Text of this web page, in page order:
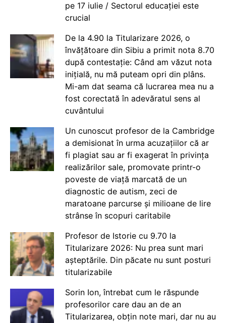
pe 17 iulie / Sectorul educației este
crucial
De la 4.90 la Titularizare 2026, o
învățătoare din Sibiu a primit nota 8.70
după contestație: Când am văzut nota
inițială, nu mă puteam opri din plâns.
Mi-am dat seama că lucrarea mea nu a
fost corectată în adevăratul sens al
cuvântului
Un cunoscut profesor de la Cambridge
a demisionat în urma acuzațiilor că ar
fi plagiat sau ar fi exagerat în privința
realizărilor sale, promovate printr-o
poveste de viață marcată de un
diagnostic de autism, zeci de
maratoane parcurse și milioane de lire
strânse în scopuri caritabile
Profesor de Istorie cu 9.70 la
Titularizare 2026: Nu prea sunt mari
așteptările. Din păcate nu sunt posturi
titularizabile
Sorin Ion, întrebat cum le răspunde
profesorilor care dau an de an
Titularizarea, obțin note mari, dar nu au